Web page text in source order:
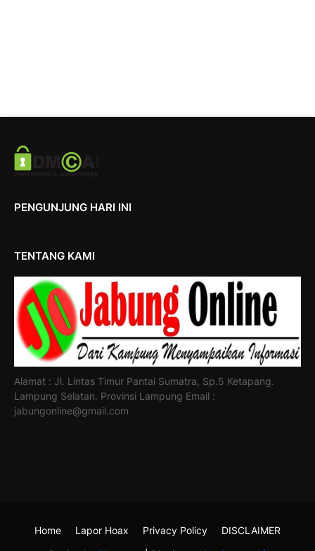
PENGUNJUNG HARI INI
TENTANG KAMI
Alamat : Jl. Lintas Timur Pantai Sumatra, Sp.5 Ketapang.
Lampung Selatan. Provinsi Lampung Email :
jabungonline@gmail.com
Home Lapor Hoax Privacy Policy DISCLAIMER